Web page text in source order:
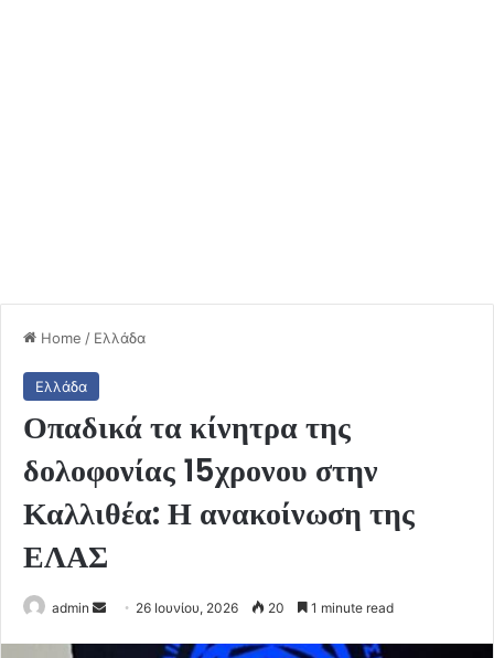
Home / Ελλάδα
Ελλάδα
Οπαδικά τα κίνητρα της
δολοφονίας 15χρονου στην
Καλλιθέα: Η ανακοίνωση της
ΕΛΑΣ
admin
Send 26 Ιουνίου, 2026 20 1 minute read